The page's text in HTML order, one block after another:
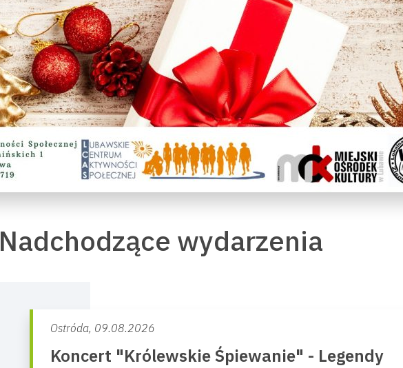
Nadchodzące wydarzenia
Ostróda, 09.08.2026
Koncert "Królewskie Śpiewanie" - Legendy